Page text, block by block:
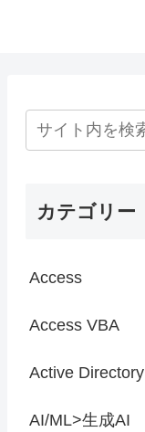
カテゴリー
Access
Access VBA
Active Directory
AI/ML>生成AI